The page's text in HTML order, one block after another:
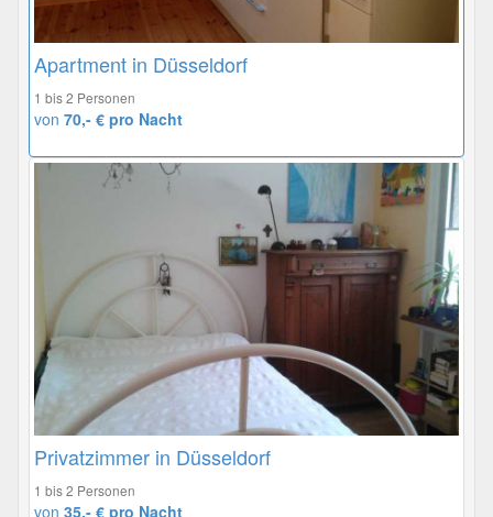
Apartment in Düsseldorf
1 bis 2 Personen
von 70,- € pro Nacht
Privatzimmer in Düsseldorf
1 bis 2 Personen
von 35,- € pro Nacht